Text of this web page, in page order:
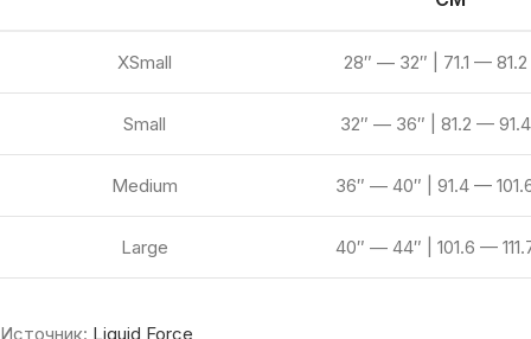
XSmall 28″ — 32″ | 71.1 —
Small 32″ — 36″ | 81.2 —
Medium 36″ — 40″ | 91.4 —
Large 40″ — 44″ | 101.6 —
Источник: Liquid Force